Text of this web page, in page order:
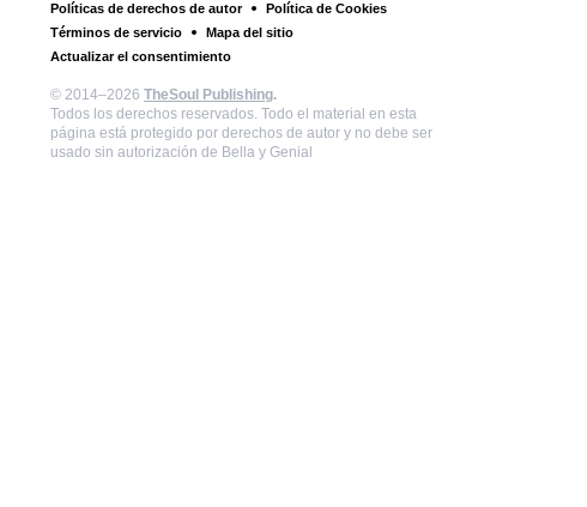
Políticas de derechos de autor
Política de Cookies
Términos de servicio
Mapa del sitio
Actualizar el consentimiento
© 2014–2026 TheSoul Publishing.
Todos los derechos reservados. Todo el material en esta
página está protegido por derechos de autor y no debe ser
usado sin autorización de Bella y Genial